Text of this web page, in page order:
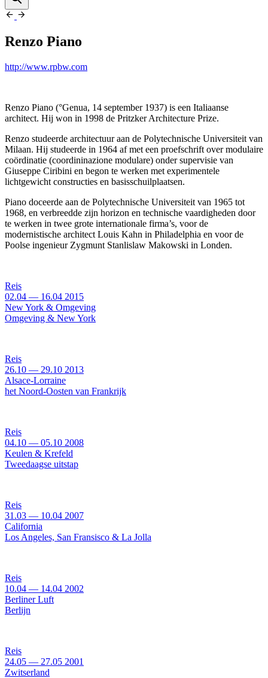
Renzo Piano
http://www.rpbw.com
Renzo Piano (°Genua, 14 september 1937) is een Italiaanse
architect. Hij won in 1998 de Pritzker Architecture Prize.
Renzo studeerde architectuur aan de Polytechnische Universiteit van
Milaan. Hij studeerde in 1964 af met een proefschrift over modulaire
coördinatie (coordininazione modulare) onder supervisie van
Giuseppe Ciribini en begon te werken met experimentele
lichtgewicht constructies en basisschuilplaatsen.
Piano doceerde aan de Polytechnische Universiteit van 1965 tot
1968, en verbreedde zijn horizon en technische vaardigheden door
te werken in twee grote internationale firma’s, voor de
modernistische architect Louis Kahn in Philadelphia en voor de
Poolse ingenieur Zygmunt Stanlislaw Makowski in Londen.
Reis
02.04 — 16.04 2015
New York & Omgeving
Omgeving & New York
Reis
26.10 — 29.10 2013
Alsace-Lorraine
het Noord-Oosten van Frankrijk
Reis
04.10 — 05.10 2008
Keulen & Krefeld
Tweedaagse uitstap
Reis
31.03 — 10.04 2007
California
Los Angeles, San Fransisco & La Jolla
Reis
10.04 — 14.04 2002
Berliner Luft
Berlijn
Reis
24.05 — 27.05 2001
Zwitserland